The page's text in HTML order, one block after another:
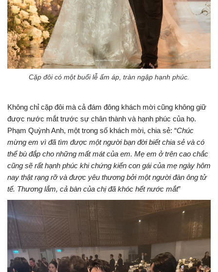
Cặp đôi có một buổi lễ ấm áp, tràn ngập hạnh phúc.
Không chỉ cặp đôi mà cả đám đông khách mời cũng không giữ
được nước mắt trước sự chân thành và hạnh phúc của họ.
Phạm Quỳnh Anh, một trong số khách mời, chia sẻ: “Chúc
mừng em vì đã tìm được một người bạn đời biết chia sẻ và có
thể bù đắp cho những mất mát của em. Mẹ em ở trên cao chắc
cũng sẽ rất hạnh phúc khi chứng kiến con gái của mẹ ngày hôm
nay thật rạng rỡ và được yêu thương bởi một người đàn ông tử
tế. Thương lắm, cả bàn của chị đã khóc hết nước mắt”